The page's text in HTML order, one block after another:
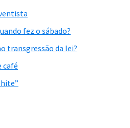
coisas corruptíve
que fostes resgatados d
que vossos pais vos l
sangue, como de cor
mácula,
fez o sábado?
transgressão da lei?
café